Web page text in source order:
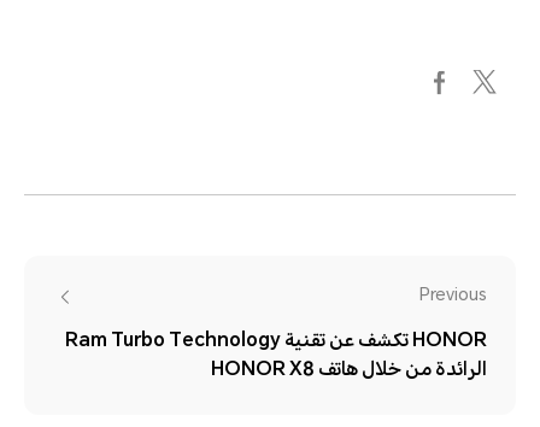
Previous
HONOR تكشف عن تقنية Ram Turbo Technology
الرائدة من خلال هاتف HONOR X8